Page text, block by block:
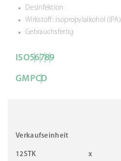
Desinfektion
Wirkstoff: Isopropylalkohol (IPA)
Gebrauchsfertig
ISO56789
GMPCD
Verkaufseinheit
12STK x